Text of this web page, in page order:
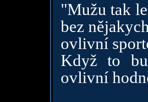
"Mužu tak
bez
ovlivní
Když to
ovlivní